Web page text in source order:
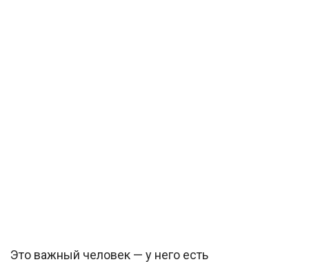
Это важный человек — у него есть